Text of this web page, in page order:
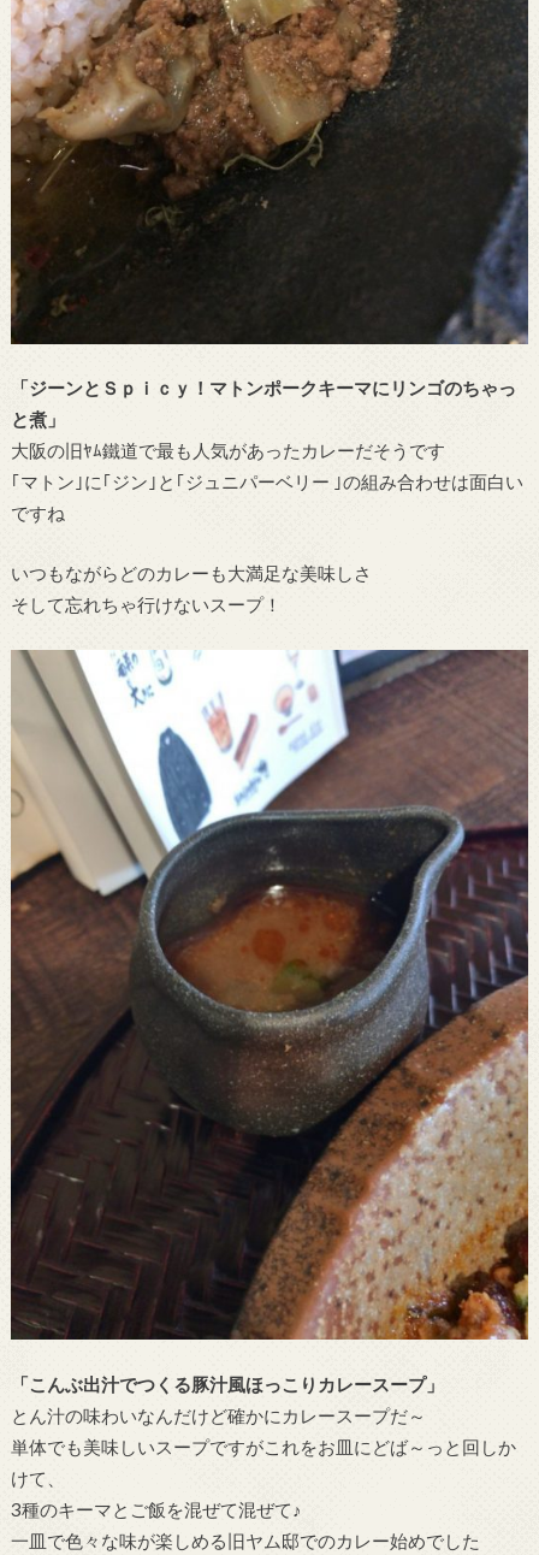
「ジーンとＳｐｉｃｙ！マトンポークキーマにリンゴのちゃっ
と煮」
大阪の旧ﾔﾑ鐵道で最も人気があったカレーだそうです
｢マトン｣に｢ジン｣と｢ジュニパーベリー ｣の組み合わせは面白い
ですね
いつもながらどのカレーも大満足な美味しさ
そして忘れちゃ行けないスープ！
「こんぶ出汁でつくる豚汁風ほっこりカレースープ」
とん汁の味わいなんだけど確かにカレースープだ～
単体でも美味しいスープですがこれをお皿にどば～っと回しか
けて、
3種のキーマとご飯を混ぜて混ぜて♪
一皿で色々な味が楽しめる旧ヤム邸でのカレー始めでした